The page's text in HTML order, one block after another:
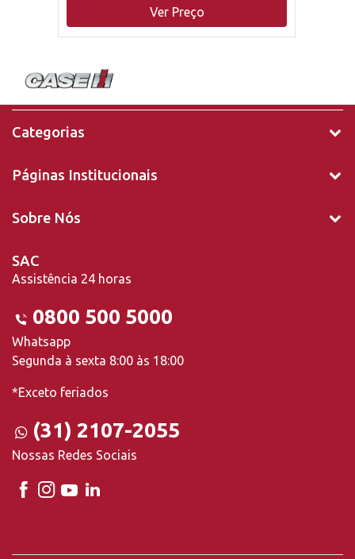
Ver Preço
Categorias
Páginas Institucionais
Sobre Nós
SAC
Assistência 24 horas
0800 500 5000
Whatsapp
Segunda à sexta 8:00 às 18:00
*Exceto feriados
(31) 2107-2055
Nossas Redes Sociais